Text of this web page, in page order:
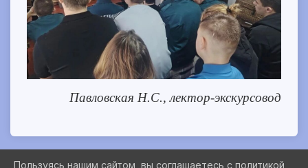
Павловская Н.С., лектор-экскурсовод
Пользуясь нашим сайтом, вы соглашаетесь с политикой